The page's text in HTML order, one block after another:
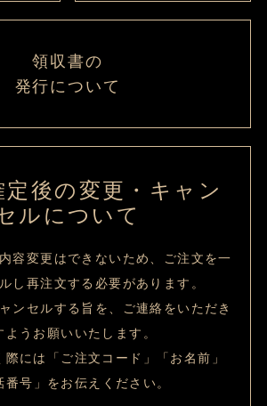
領収書の
発行について
定後の変更・キャン
ルについて
容変更はできないため、ご注文を一
し再注文する必要があります。
ンセルする旨を、ご連絡をいただき
ようお願いいたします。
際には「ご注文コード」「お名前」
番号」をお伝えください。